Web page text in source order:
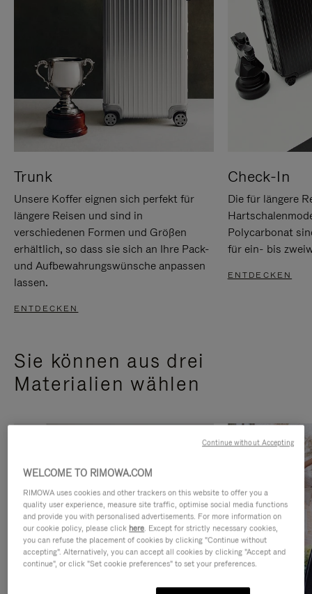
Trunk
Unsere Koffer eignen sich perfekt für
längere Reisen und sind in
verschiedenen Formen und Größen
erhältlich, so dass sie sich an Ihre Pack-
und Aufbewahrungswünsche anpassen
lassen.
ENTDECKEN
Check-In
Die für längere
Polycarbonat
für ein- bis
ENTDECKEN
Sie können aus drei
Materialien wählen
WELCOME TO RIMOWA.COM
RIMOWA uses cookies and other trackers on this website to offer you a
quality user experience, measure site traffic, optimise social media functions
and provide you with personalised advertisements. For more information on
our cookie policy, please click here. Except for strictly necessary cookies,
you can refuse the placement of cookies by clicking "Continue without
accepting". Alternatively, you can accept all cookies by clicking "Accept and
continue", or click "Set cookie preferences" to set your preferences.
Continue without Accepting